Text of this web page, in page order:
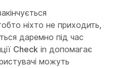
ніхто не приходить,
даремно під час
Check in допомагає
можуть